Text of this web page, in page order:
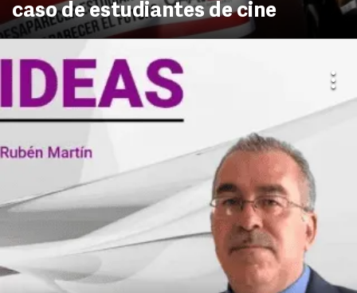
caso de estudiantes de cine